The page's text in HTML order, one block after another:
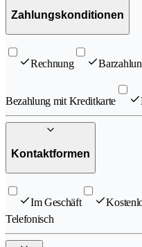
Zahlungskonditionen
Rechnung
Bezahlung mit Kreditkarte
Kontaktformen
Im Geschäft
Telefonisch